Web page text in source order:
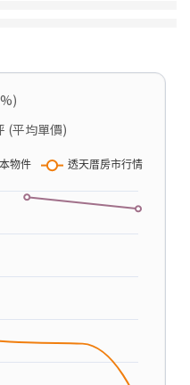
(平均單價)